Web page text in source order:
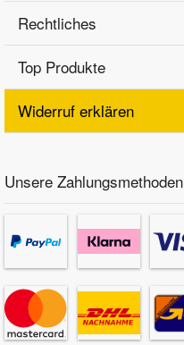
Rechtliches
Top Produkte
Widerruf erklären
Unsere Zahlungsmethoden